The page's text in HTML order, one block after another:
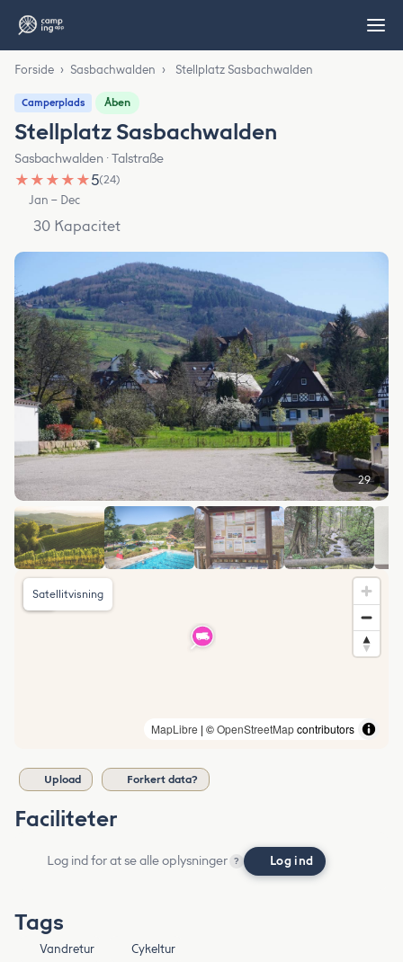
Forside › Sasbachwalden › Stellplatz Sasbachwalden
Camperplads Åben
Stellplatz Sasbachwalden
Sasbachwalden · Talstraße
★ ★ ★ ★ ★5(24)
Jan – Dec
30 Kapacitet
29
MapLibre | ©OpenStreetMapcontributors
Satellitvisning
Upload Forkert data?
Faciliteter
Log ind for at se alle oplysninger ? Log ind
Tags
Vandretur Cykeltur